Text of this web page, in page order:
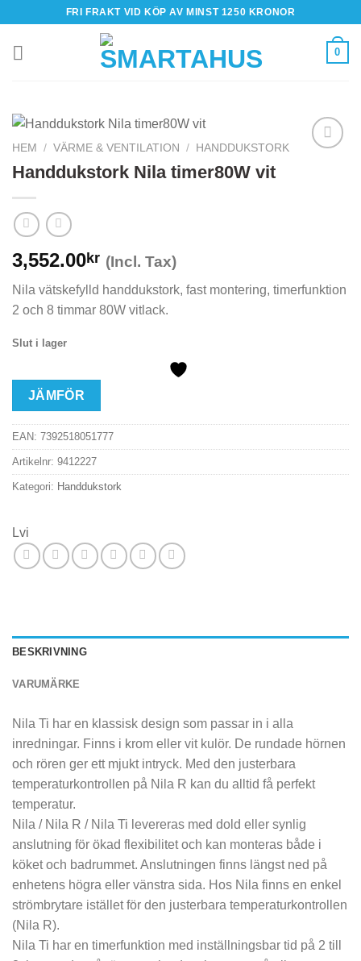
content
FRI FRAKT VID KÖP AV MINST 1250 KRONOR
0
HEM / VÄRME & VENTILATION / HANDDUKSTORK
Handdukstork Nila timer80W vit
3,552.00kr (Incl. Tax)
Nila vätskefylld handdukstork, fast montering, timerfunktion
2 och 8 timmar 80W vitlack.
Slut i lager
JÄMFÖR
EAN: 7392518051777
Artikelnr: 9412227
Kategori: Handdukstork
Lvi
BESKRIVNING
VARUMÄRKE
Nila Ti har en klassisk design som passar in i alla
inredningar. Finns i krom eller vit kulör. De rundade hörnen
och rören ger ett mjukt intryck. Med den justerbara
temperaturkontrollen på Nila R kan du alltid få perfekt
temperatur.
Nila / Nila R / Nila Ti levereras med dold eller synlig
anslutning för ökad flexibilitet och kan monteras både i
köket och badrummet. Anslutningen finns längst ned på
enhetens högra eller vänstra sida. Hos Nila finns en enkel
strömbrytare istället för den justerbara temperaturkontrollen
(Nila R).
Nila Ti har en timerfunktion med inställningsbar tid på 2 till